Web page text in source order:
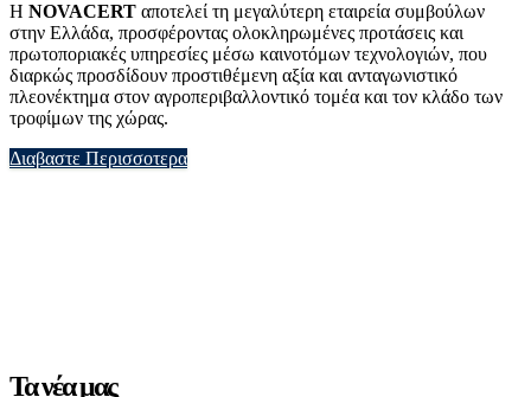
Η NOVACERT αποτελεί τη μεγαλύτερη εταιρεία συμβούλων
στην Ελλάδα, προσφέροντας ολοκληρωμένες προτάσεις και
πρωτοποριακές υπηρεσίες μέσω καινοτόμων τεχνολογιών, που
διαρκώς προσδίδουν προστιθέμενη αξία και ανταγωνιστικό
πλεονέκτημα στον αγροπεριβαλλοντικό τομέα και τον κλάδο των
τροφίμων της χώρας.
Διαβαστε Περισσοτερα
Τα νέα μας